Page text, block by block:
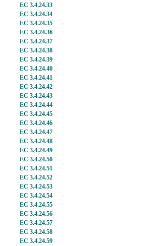
EC 3.4.24.33
EC 3.4.24.34
EC 3.4.24.35
EC 3.4.24.36
EC 3.4.24.37
EC 3.4.24.38
EC 3.4.24.39
EC 3.4.24.40
EC 3.4.24.41
EC 3.4.24.42
EC 3.4.24.43
EC 3.4.24.44
EC 3.4.24.45
EC 3.4.24.46
EC 3.4.24.47
EC 3.4.24.48
EC 3.4.24.49
EC 3.4.24.50
EC 3.4.24.51
EC 3.4.24.52
EC 3.4.24.53
EC 3.4.24.54
EC 3.4.24.55
EC 3.4.24.56
EC 3.4.24.57
EC 3.4.24.58
EC 3.4.24.59